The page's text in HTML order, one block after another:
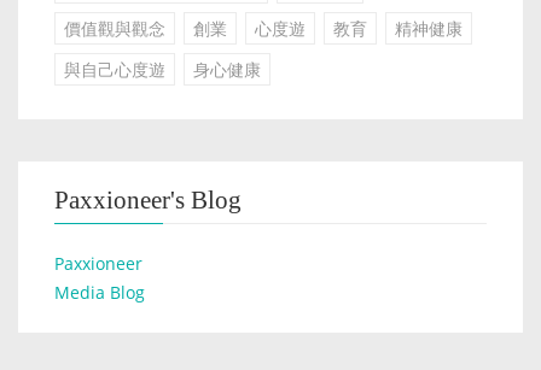
價值觀與觀念
創業 心度遊 教育
精神健康
與自己心度遊
身心健康
Paxxioneer's Blog
Paxxioneer
Media Blog